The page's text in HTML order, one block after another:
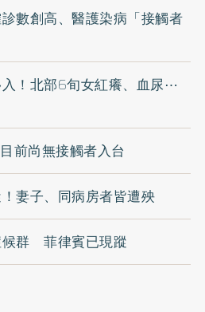
數創高、醫護染病「接觸者
！北部6旬女紅癢、血尿⋯
前尚無接觸者入台
妻子、同病房者皆遭殃
候群 菲律賓已現蹤